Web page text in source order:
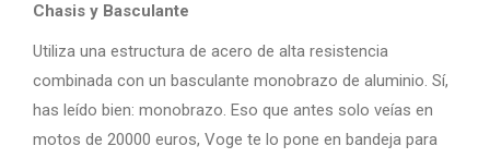
Chasis y Basculante
Utiliza una estructura de acero de alta resistencia
combinada con un basculante monobrazo de aluminio. Sí,
has leído bien: monobrazo. Eso que antes solo veías en
motos de 20000 euros, Voge te lo pone en bandeja para